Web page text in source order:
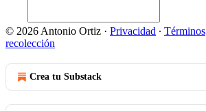
© 2026 Antonio Ortiz · Privacidad ∙ Términos
recolección
Crea tu Substack